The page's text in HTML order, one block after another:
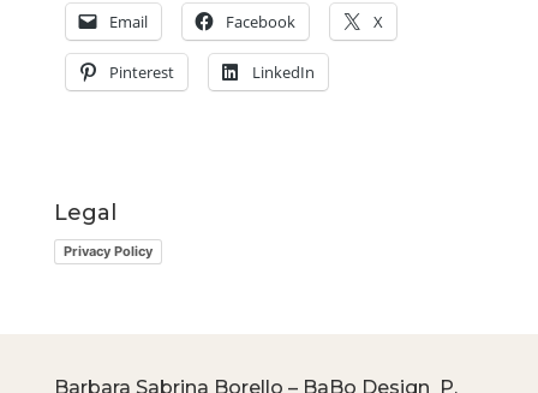
Email Facebook X
Pinterest LinkedIn
Legal
Privacy Policy
Barbara Sabrina Borello – BaBo Design P.